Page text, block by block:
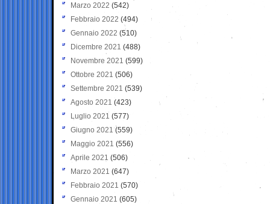
Marzo 2022 (542)
Febbraio 2022 (494)
Gennaio 2022 (510)
Dicembre 2021 (488)
Novembre 2021 (599)
Ottobre 2021 (506)
Settembre 2021 (539)
Agosto 2021 (423)
Luglio 2021 (577)
Giugno 2021(559)
Maggio 2021 (556)
Aprile 2021 (506)
Marzo 2021 (647)
Febbraio 2021 (570)
Gennaio 2021 (605)